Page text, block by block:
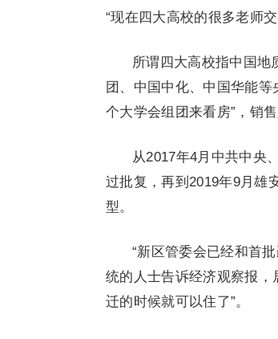
“现在四大高校的很多老师
所谓四大高校指中国地
团、中国中化、中国华能
个大学会组团来看房”，销售
从2017年4月中共中央
过批复，再到2019年9月雄
型。
“新区管委会已经和首
统的人士告诉经济观察报，
迁的时候就可以住了”。